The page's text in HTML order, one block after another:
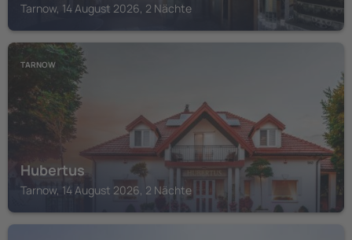
Tarnow, 14 August 2026, 2 Nächte
TARNOW
Hubertus
Tarnow, 14 August 2026, 2 Nächte